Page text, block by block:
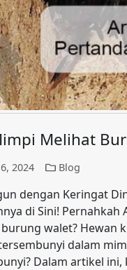
Melihat
2024 Blog
dengan Keringat
di Sini!
walet? Hewan
dalam
Dalam artikel ini,